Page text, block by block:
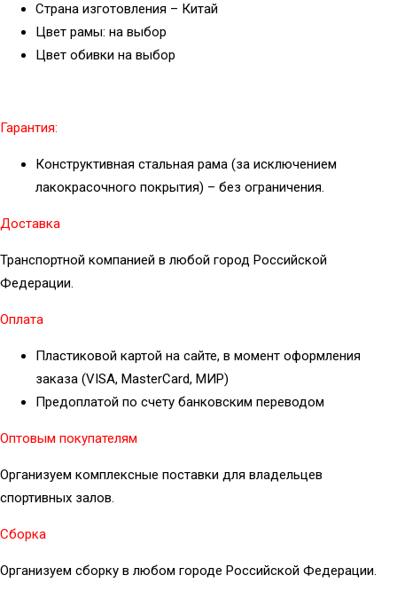
Страна изготовления – Китай
Цвет рамы: на выбор
Цвет обивки на выбор
Гарантия:
Конструктивная стальная рама (за исключением
лакокрасочного покрытия) – без ограничения.
Доставка
Транспортной компанией в любой город Российской
Федерации.
Оплата
Пластиковой картой на сайте, в момент оформления
заказа (VISA, MasterCard, МИР)
Предоплатой по счету банковским переводом
Оптовым покупателям
Организуем комплексные поставки для владельцев
спортивных залов.
Сборка
Организуем сборку в любом городе Российской Федерации.